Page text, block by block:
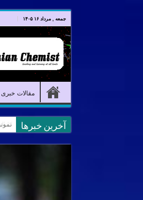
جمعه , مرداد ۱۶ ۱۴۰۵
مقالات خبری
آخرین خبرها